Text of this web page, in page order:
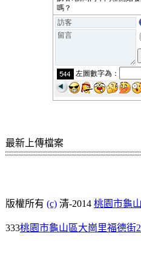
最新上傳檔案
版權所有 (c) 清-2014 桃園市龜
333桃園市龜山區大崗里福德街